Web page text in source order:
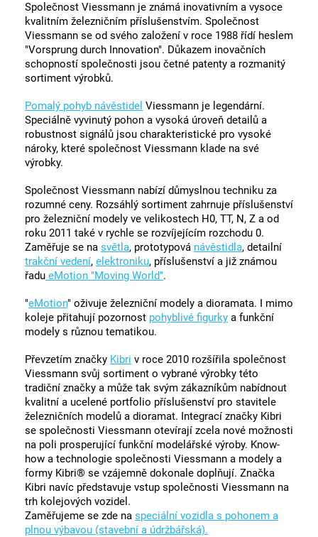
Společnost Viessmann je známá inovativním a vysoce
kvalitním železničním příslušenstvím. Společnost
Viessmann se od svého založení v roce 1988 řídí heslem
"Vorsprung durch Innovation". Důkazem inovačních
schopností společnosti jsou četné patenty a rozmanitý
sortiment výrobků.
Pomalý pohyb návěstidel Viessmann je legendární.
Speciálně vyvinutý pohon a vysoká úroveň detailů a
robustnost signálů jsou charakteristické pro vysoké
nároky, které společnost Viessmann klade na své
výrobky.
Společnost Viessmann nabízí důmyslnou techniku za
rozumné ceny. Rozsáhlý sortiment zahrnuje příslušenství
pro železniční modely ve velikostech H0, TT, N, Z a od
roku 2011 také v rychle se rozvíjejícím rozchodu 0.
Zaměřuje se na světla, prototypová návěstidla, detailní
trakční vedení, elektroniku, příslušenství a již známou
řadu eMotion "Moving World".
"eMotion" oživuje železniční modely a dioramata. I mimo
koleje přitahují pozornost pohyblivé figurky a funkční
modely s různou tematikou.
Převzetím značky Kibri v roce 2010 rozšířila společnost
Viessmann svůj sortiment o vybrané výrobky této
tradiční značky a může tak svým zákazníkům nabídnout
kvalitní a ucelené portfolio příslušenství pro stavitele
železničních modelů a dioramat. Integrací značky Kibri
se společnosti Viessmann otevírají zcela nové možnosti
na poli prosperující funkční modelářské výroby. Know-
how a technologie společnosti Viessmann a modely a
formy Kibri® se vzájemně dokonale doplňují. Značka
Kibri navíc představuje vstup společnosti Viessmann na
trh kolejových vozidel.
Zaměřujeme se zde na speciální vozidla s pohonem a
plnou výbavou (stavební a údržbářská).